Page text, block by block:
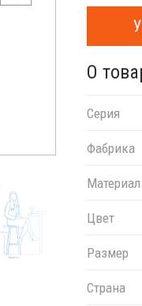
О
Серия
Фабрика
Материал
Цвет
Размер
Страна